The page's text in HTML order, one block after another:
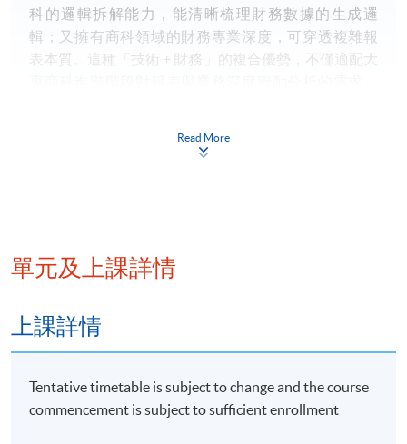
科的邏輯拆解能力，能清晰梳理財務數據的生成邏
輯；又擁有商科領域的財務專業深度，可穿透複雜報
表本質。這種「技術 + 財務」的複合優勢，不僅適配大
Week 1: Financial Statements
Refresh session to discuss key items on Income
Statement, Balance Sheet, Cashflow Statement and
Read More
單元及上課詳情
上課詳情
Tentative timetable is subject to change and the course
commencement is subject to sufficient enrollment